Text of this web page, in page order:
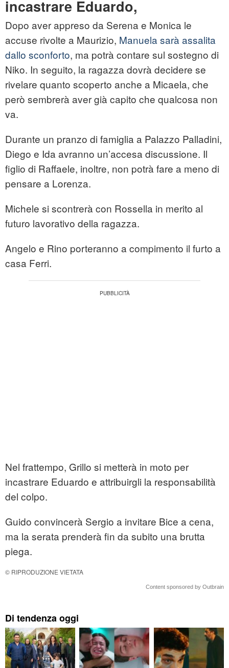
incastrare Eduardo,
Dopo aver appreso da Serena e Monica le
accuse rivolte a Maurizio, Manuela sarà assalita
dallo sconforto, ma potrà contare sul sostegno di
Niko. In seguito, la ragazza dovrà decidere se
rivelare quanto scoperto anche a Micaela, che
però sembrerà aver già capito che qualcosa non
va.
Durante un pranzo di famiglia a Palazzo Palladini,
Diego e Ida avranno un’accesa discussione. Il
figlio di Raffaele, inoltre, non potrà fare a meno di
pensare a Lorenza.
Michele si scontrerà con Rossella in merito al
futuro lavorativo della ragazza.
Angelo e Rino porteranno a compimento il furto a
casa Ferri.
Nel frattempo, Grillo si metterà in moto per
incastrare Eduardo e attribuirgli la responsabilità
del colpo.
Guido convincerà Sergio a invitare Bice a cena,
ma la serata prenderà fin da subito una brutta
piega.
© RIPRODUZIONE VIETATA
Content sponsored by Outbrain
Di tendenza oggi